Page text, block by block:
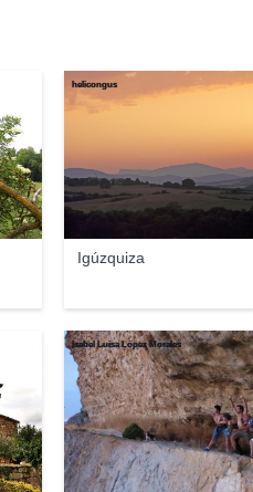
Igúzquiza
helicongus
Isabel Luisa López Morales